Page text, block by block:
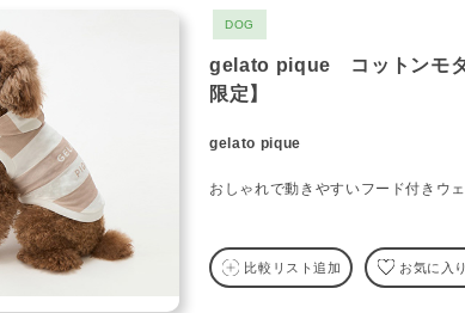
DOG
gelato pique コットンモ
限定】
gelato pique
おしゃれで動きやすいフード付きウ
比較リスト追加 お気に入